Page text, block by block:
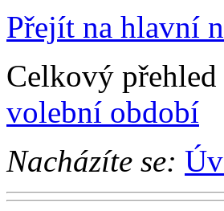
Přejít na hlavní
Celkový
volební období
Nacházíte se: